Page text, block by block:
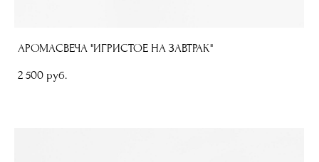
АРОМАСВЕЧА "ИГРИСТОЕ НА ЗАВТРАК"
2 500 pуб.